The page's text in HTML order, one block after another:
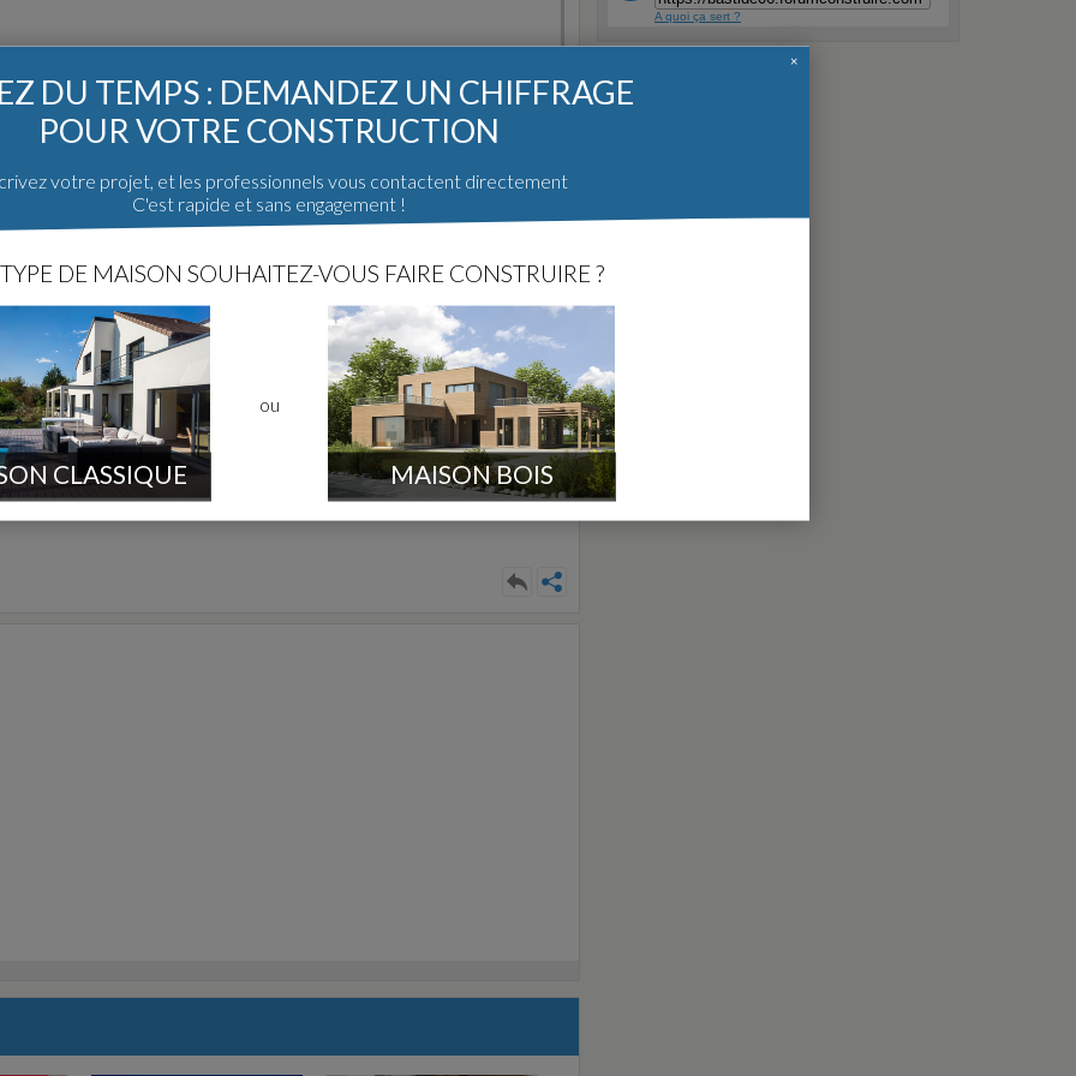
A quoi ça sert ?
DU TEMPS : DEMANDEZ UN CHIFFRAGE
POUR VOTRE CONSTRUCTION
votre projet, et les professionnels vous contactent directement
C'est rapide et sans engagement !
DE MAISON SOUHAITEZ-VOUS FAIRE CONSTRUIRE ?
CLASSIQUE
ou
MAISON BOIS
×